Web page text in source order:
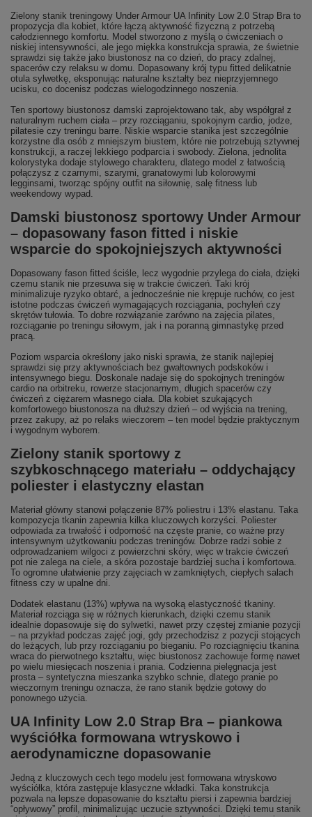
Zielony stanik treningowy Under Armour UA Infinity Low 2.0 Strap Bra to
propozycja dla kobiet, które łączą aktywność fizyczną z potrzebą
całodziennego komfortu. Model stworzono z myślą o ćwiczeniach o
niskiej intensywności, ale jego miękka konstrukcja sprawia, że świetnie
sprawdzi się także jako biustonosz na co dzień, do pracy zdalnej,
spacerów czy relaksu w domu. Dopasowany krój typu fitted delikatnie
otula sylwetkę, eksponując naturalne kształty bez nieprzyjemnego
ucisku, co docenisz podczas wielogodzinnego noszenia.
Ten sportowy biustonosz damski zaprojektowano tak, aby współgrał z
naturalnym ruchem ciała – przy rozciąganiu, spokojnym cardio, jodze,
pilatesie czy treningu barre. Niskie wsparcie stanika jest szczególnie
korzystne dla osób z mniejszym biustem, które nie potrzebują sztywnej
konstrukcji, a raczej lekkiego podparcia i swobody. Zielona, jednolita
kolorystyka dodaje stylowego charakteru, dlatego model z łatwością
połączysz z czarnymi, szarymi, granatowymi lub kolorowymi
legginsami, tworząc spójny outfit na siłownię, salę fitness lub
weekendowy wypad.
Damski biustonosz sportowy Under Armour
– dopasowany fason fitted i niskie
wsparcie do spokojniejszych aktywności
Dopasowany fason fitted ściśle, lecz wygodnie przylega do ciała, dzięki
czemu stanik nie przesuwa się w trakcie ćwiczeń. Taki krój
minimalizuje ryzyko obtarć, a jednocześnie nie krępuje ruchów, co jest
istotne podczas ćwiczeń wymagających rozciągania, pochyleń czy
skrętów tułowia. To dobre rozwiązanie zarówno na zajęcia pilates,
rozciąganie po treningu siłowym, jak i na poranną gimnastykę przed
pracą.
Poziom wsparcia określony jako niski sprawia, że stanik najlepiej
sprawdzi się przy aktywnościach bez gwałtownych podskoków i
intensywnego biegu. Doskonale nadaje się do spokojnych treningów
cardio na orbitreku, rowerze stacjonarnym, długich spacerów czy
ćwiczeń z ciężarem własnego ciała. Dla kobiet szukających
komfortowego biustonosza na dłuższy dzień – od wyjścia na trening,
przez zakupy, aż po relaks wieczorem – ten model będzie praktycznym
i wygodnym wyborem.
Zielony stanik sportowy z
szybkoschnącego materiału – oddychający
poliester i elastyczny elastan
Materiał główny stanowi połączenie 87% poliestru i 13% elastanu. Taka
kompozycja tkanin zapewnia kilka kluczowych korzyści. Poliester
odpowiada za trwałość i odporność na częste pranie, co ważne przy
intensywnym użytkowaniu podczas treningów. Dobrze radzi sobie z
odprowadzaniem wilgoci z powierzchni skóry, więc w trakcie ćwiczeń
pot nie zalega na ciele, a skóra pozostaje bardziej sucha i komfortowa.
To ogromne ułatwienie przy zajęciach w zamkniętych, ciepłych salach
fitness czy w upalne dni.
Dodatek elastanu (13%) wpływa na wysoką elastyczność tkaniny.
Materiał rozciąga się w różnych kierunkach, dzięki czemu stanik
idealnie dopasowuje się do sylwetki, nawet przy częstej zmianie pozycji
– na przykład podczas zajęć jogi, gdy przechodzisz z pozycji stojących
do leżących, lub przy rozciąganiu po bieganiu. Po rozciągnięciu tkanina
wraca do pierwotnego kształtu, więc biustonosz zachowuje formę nawet
po wielu miesięcach noszenia i prania. Codzienna pielęgnacja jest
prosta – syntetyczna mieszanka szybko schnie, dlatego pranie po
wieczornym treningu oznacza, że rano stanik będzie gotowy do
ponownego użycia.
UA Infinity Low 2.0 Strap Bra – piankowa
wyściółka formowana wtryskowo i
aerodynamiczne dopasowanie
Jedną z kluczowych cech tego modelu jest formowana wtryskowo
wyściółka, która zastępuje klasyczne wkładki. Taka konstrukcja
pozwala na lepsze dopasowanie do kształtu piersi i zapewnia bardziej
“opływowy” profil, minimalizując uczucie sztywności. Dzięki temu stanik